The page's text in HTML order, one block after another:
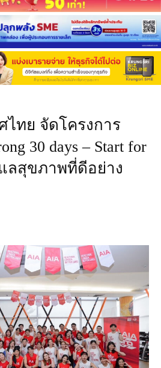
ไทย จัดโครงการ
30 days – Start for
ลสุขภาพที่ดีอย่าง